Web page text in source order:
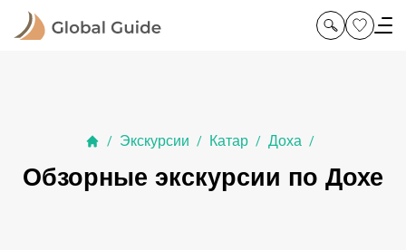
/ Экскурсии / Катар / Доха /
Обзорные экскурсии по Дохе